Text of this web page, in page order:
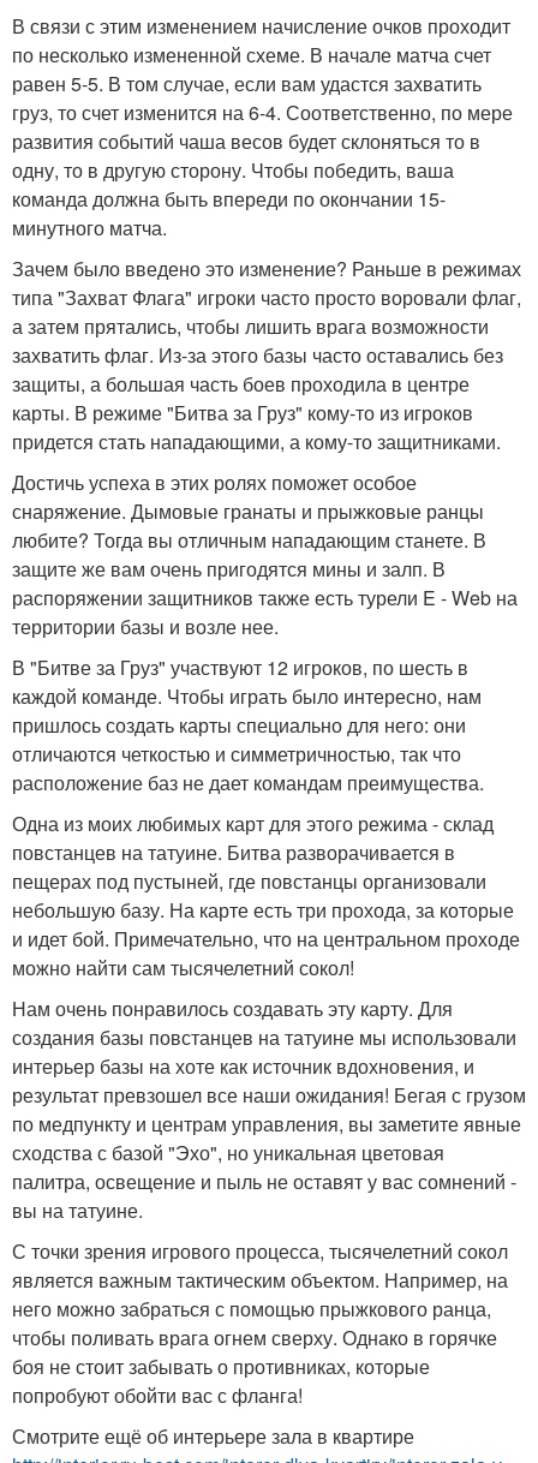
В связи с этим изменением начисление очков проходит
по несколько измененной схеме. В начале матча счет
равен 5-5. В том случае, если вам удастся захватить
груз, то счет изменится на 6-4. Соответственно, по мере
развития событий чаша весов будет склоняться то в
одну, то в другую сторону. Чтобы победить, ваша
команда должна быть впереди по окончании 15-
минутного матча.
Зачем было введено это изменение? Раньше в режимах
типа "Захват Флага" игроки часто просто воровали флаг,
а затем прятались, чтобы лишить врага возможности
захватить флаг. Из-за этого базы часто оставались без
защиты, а большая часть боев проходила в центре
карты. В режиме "Битва за Груз" кому-то из игроков
придется стать нападающими, а кому-то защитниками.
Достичь успеха в этих ролях поможет особое
снаряжение. Дымовые гранаты и прыжковые ранцы
любите? Тогда вы отличным нападающим станете. В
защите же вам очень пригодятся мины и залп. В
распоряжении защитников также есть турели E - Web на
территории базы и возле нее.
В "Битве за Груз" участвуют 12 игроков, по шесть в
каждой команде. Чтобы играть было интересно, нам
пришлось создать карты специально для него: они
отличаются четкостью и симметричностью, так что
расположение баз не дает командам преимущества.
Одна из моих любимых карт для этого режима - склад
повстанцев на татуине. Битва разворачивается в
пещерах под пустыней, где повстанцы организовали
небольшую базу. На карте есть три прохода, за которые
и идет бой. Примечательно, что на центральном проходе
можно найти сам тысячелетний сокол!
Нам очень понравилось создавать эту карту. Для
создания базы повстанцев на татуине мы использовали
интерьер базы на хоте как источник вдохновения, и
результат превзошел все наши ожидания! Бегая с грузом
по медпункту и центрам управления, вы заметите явные
сходства с базой "Эхо", но уникальная цветовая
палитра, освещение и пыль не оставят у вас сомнений -
вы на татуине.
С точки зрения игрового процесса, тысячелетний сокол
является важным тактическим объектом. Например, на
него можно забраться с помощью прыжкового ранца,
чтобы поливать врага огнем сверху. Однако в горячке
боя не стоит забывать о противниках, которые
попробуют обойти вас с фланга!
Смотрите ещё об интерьере зала в квартире